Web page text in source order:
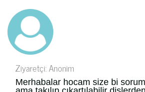
Ziyaretçi: Anonim
Merhabalar hocam size bi